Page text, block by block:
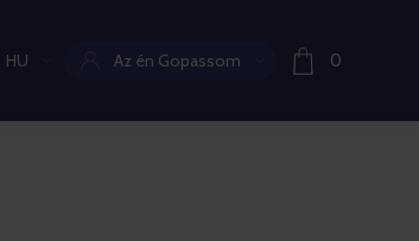
Aktuális nyelv:
HU Az én Gopassom 0